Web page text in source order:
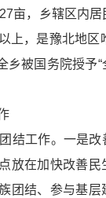
亩，乡辖区内
上，是豫北地
乡被国务院授予
工作。一是改
放在加快改善民
团结、参与基层